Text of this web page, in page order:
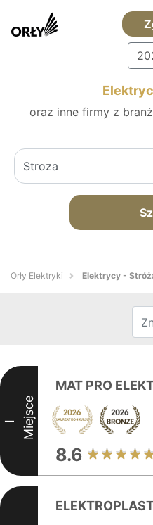
oraz inne firmy z
Orły Elektryki Elektrycy -
I Miejsce
MAT PRO
8.6